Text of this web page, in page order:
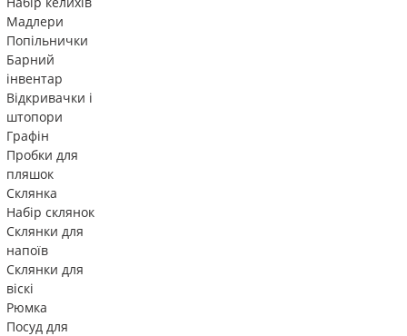
Мадлери
Попільнички
Барний
інвентар
Відкривачки і
штопори
Графін
Пробки для
пляшок
Склянка
Набір склянок
Склянки для
напоїв
Склянки для
віскі
Рюмка
Посуд для